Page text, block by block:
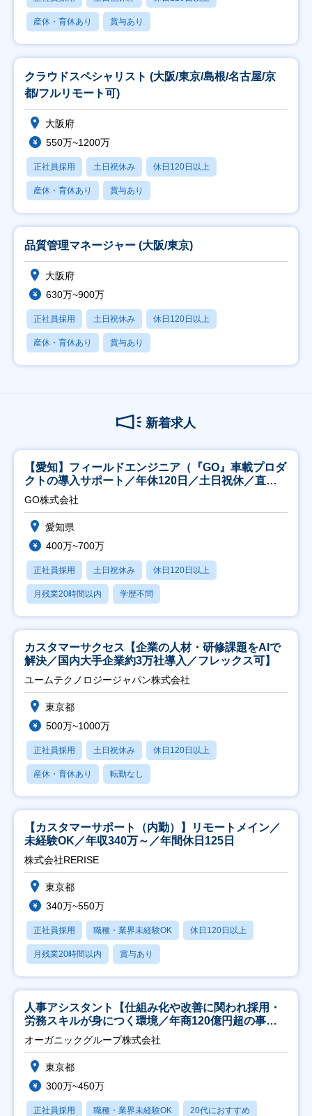
産休・育休あり 賞与あり
クラウドスペシャリスト (大阪/東京/島根/名古屋/京
都/フルリモート可)
大阪府
550万~1200万
正社員採用 土日祝休み 休日120日以上
産休・育休あり 賞与あり
品質管理マネージャー (大阪/東京)
大阪府
630万~900万
正社員採用 土日祝休み 休日120日以上
産休・育休あり 賞与あり
新着求人
【愛知】フィールドエンジニア（『GO』車載プロダ
クトの導入サポート／年休120日／土日祝休／直行
直帰
GO株式会社
愛知県
400万~700万
正社員採用 土日祝休み 休日120日以上
月残業20時間以内 学歴不問
カスタマーサクセス【企業の人材・研修課題をAIで
解決／国内大手企業約3万社導入／フレックス可】
ユームテクノロジージャパン株式会社
東京都
500万~1000万
正社員採用 土日祝休み 休日120日以上
産休・育休あり 転勤なし
【カスタマーサポート（内勤）】リモートメイン／
未経験OK／年収340万～／年間休日125日
株式会社RERISE
東京都
340万~550万
正社員採用 職種・業界未経験OK 休日120日以上
月残業20時間以内 賞与あり
人事アシスタント【仕組み化や改善に関われ採用・
労務スキルが身につく環境／年商120億円超の事業
会社】
オーガニックグループ株式会社
東京都
300万~450万
正社員採用 職種・業界未経験OK 20代におすすめ